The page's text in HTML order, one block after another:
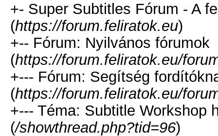
+- Super Subtitles Fórum - A
(https://forum.feliratok.eu)
+-- Fórum: Nyilvános fórumok
(https://forum.feliratok.eu/
+--- Fórum: Segítség
(https://forum.feliratok.eu/
+--- Téma: Subtitle Workshop
(/showthread.php?tid=96)